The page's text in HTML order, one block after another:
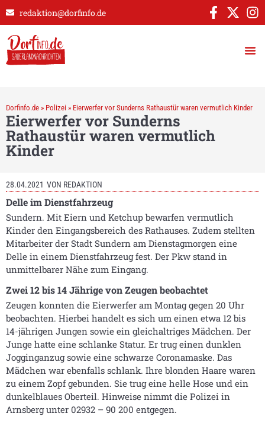
redaktion@dorfinfo.de
Dorfinfo.de » Polizei » Eierwerfer vor Sunderns Rathaustür waren vermutlich Kinder
Eierwerfer vor Sunderns
Rathaustür waren vermutlich
Kinder
28.04.2021 VON REDAKTION
Delle im Dienstfahrzeug
Sundern. Mit Eiern und Ketchup bewarfen vermutlich
Kinder den Eingangsbereich des Rathauses. Zudem stellten
Mitarbeiter der Stadt Sundern am Dienstagmorgen eine
Delle in einem Dienstfahrzeug fest. Der Pkw stand in
unmittelbarer Nähe zum Eingang.
Zwei 12 bis 14 Jährige von Zeugen beobachtet
Zeugen konnten die Eierwerfer am Montag gegen 20 Uhr
beobachten. Hierbei handelt es sich um einen etwa 12 bis
14-jährigen Jungen sowie ein gleichaltriges Mädchen. Der
Junge hatte eine schlanke Statur. Er trug einen dunklen
Jogginganzug sowie eine schwarze Coronamaske. Das
Mädchen war ebenfalls schlank. Ihre blonden Haare waren
zu einem Zopf gebunden. Sie trug eine helle Hose und ein
dunkelblaues Oberteil. Hinweise nimmt die Polizei in
Arnsberg unter 02932 – 90 200 entgegen.